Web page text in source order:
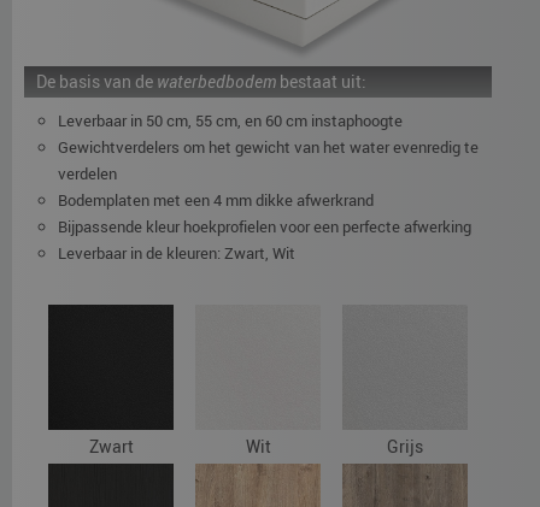
De basis van de waterbedbodem bestaat uit:
Leverbaar in 50 cm, 55 cm, en 60 cm instaphoogte
Gewichtverdelers om het gewicht van het water evenredig te
verdelen
Bodemplaten met een 4 mm dikke afwerkrand
Bijpassende kleur hoekprofielen voor een perfecte afwerking
Leverbaar in de kleuren: Zwart, Wit
Zwart Wit Grijs